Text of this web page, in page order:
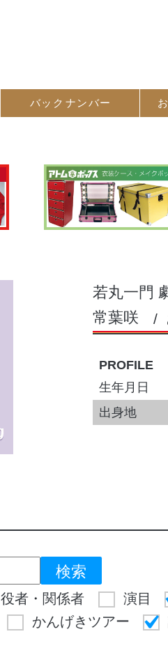
バック ナンバー
若丸一門
常葉咲
PROFILE
生年月日
出身地
役者・関係者 演目
かんげきツアー